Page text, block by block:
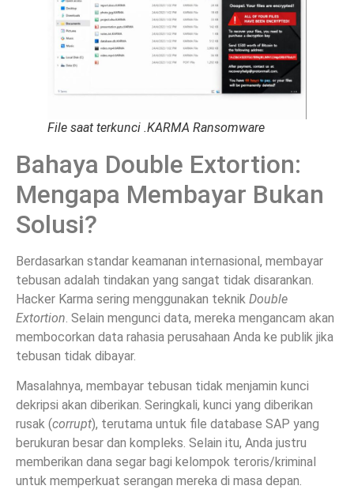
File saat terkunci .KARMA Ransomware
Bahaya Double Extortion:
Mengapa Membayar Bukan
Solusi?
Berdasarkan standar keamanan internasional, membayar
tebusan adalah tindakan yang sangat tidak disarankan.
Hacker Karma sering menggunakan teknik Double
Extortion . Selain mengunci data, mereka mengancam akan
membocorkan data rahasia perusahaan Anda ke publik jika
tebusan tidak dibayar.
Masalahnya, membayar tebusan tidak menjamin kunci
dekripsi akan diberikan. Seringkali, kunci yang diberikan
rusak (corrupt), terutama untuk file database SAP yang
berukuran besar dan kompleks. Selain itu, Anda justru
memberikan dana segar bagi kelompok teroris/kriminal
untuk memperkuat serangan mereka di masa depan.